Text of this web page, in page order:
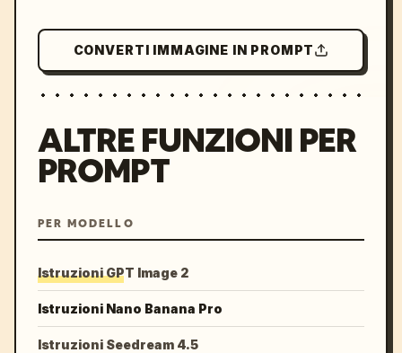
CONVERTI IMMAGINE IN PROMPT
ALTRE FUNZIONI PER
PROMPT
PER MODELLO
Istruzioni GPT Image 2
Istruzioni Nano Banana Pro
Istruzioni Seedream 4.5